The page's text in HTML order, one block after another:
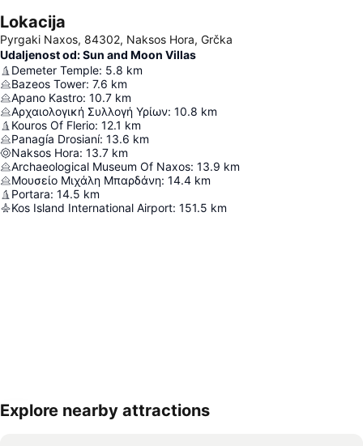
Lokacija
Pyrgaki Naxos, 84302, Naksos Hora, Grčka
Udaljenost od: Sun and Moon Villas
Demeter Temple: 5.8 km
Bazeos Tower: 7.6 km
Apano Kastro: 10.7 km
Αρχαιολογική Συλλογή Υρίων: 10.8 km
Kouros Of Flerio: 12.1 km
Panagía Drosianí: 13.6 km
Naksos Hora: 13.7 km
Archaeological Museum Of Naxos: 13.9 km
Μουσείο Μιχάλη Μπαρδάνη: 14.4 km
Portara: 14.5 km
Kos Island International Airport: 151.5 km
Explore nearby attractions